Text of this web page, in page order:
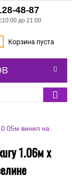
48-87
до 21:00
Корзина пуста
винил на
1.06м x